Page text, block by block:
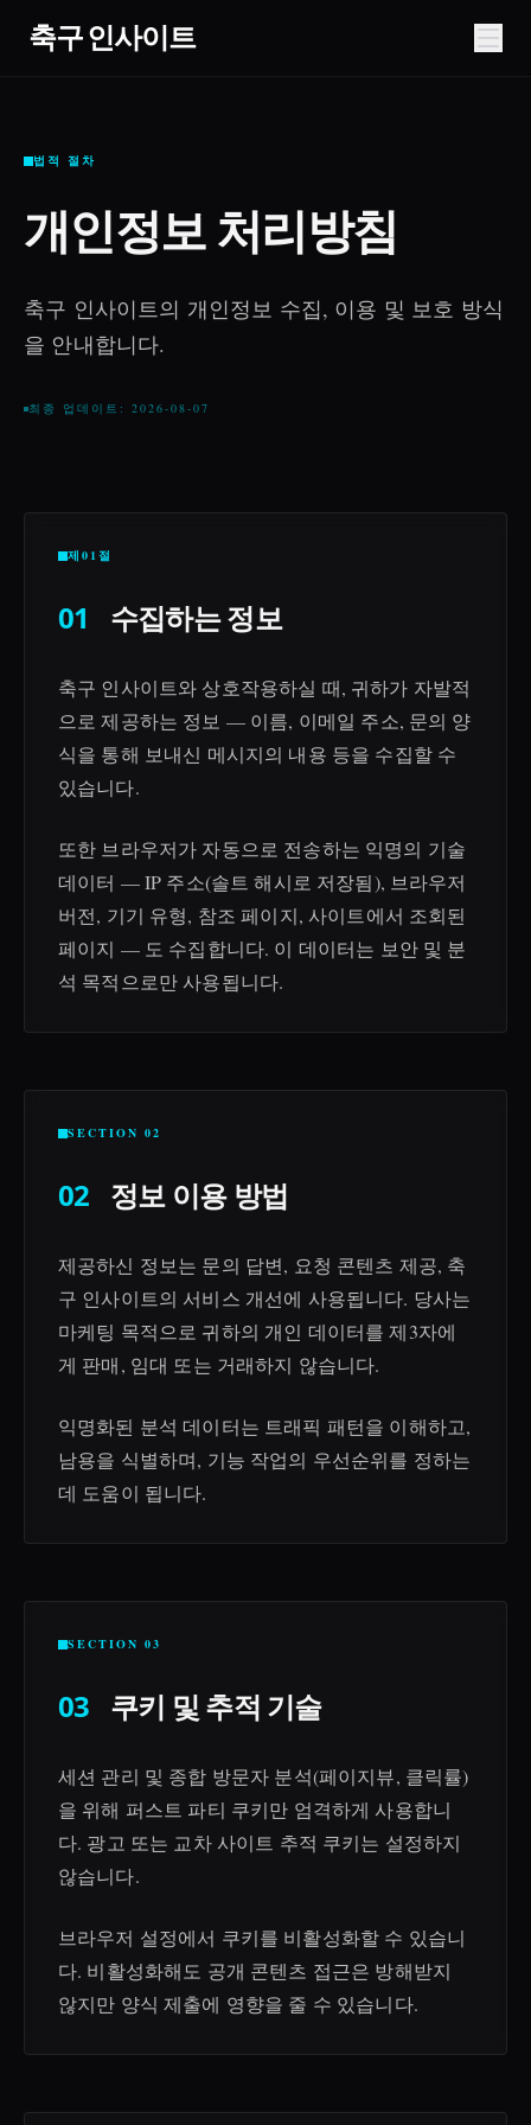
축구 인사이트
법적 절차
개인정보 처리방침
축구 인사이트의 개인정보 수집, 이용 및 보호 방식
을 안내합니다.
최종 업데이트: 2026-08-07
제01절
01 수집하는 정보
축구 인사이트와 상호작용하실 때, 귀하가 자발적
으로 제공하는 정보 — 이름, 이메일 주소, 문의 양
식을 통해 보내신 메시지의 내용 등을 수집할 수
있습니다.
또한 브라우저가 자동으로 전송하는 익명의 기술
데이터 — IP 주소(솔트 해시로 저장됨), 브라우저
버전, 기기 유형, 참조 페이지, 사이트에서 조회된
페이지 — 도 수집합니다. 이 데이터는 보안 및 분
석 목적으로만 사용됩니다.
SECTION 02
02 정보 이용 방법
제공하신 정보는 문의 답변, 요청 콘텐츠 제공, 축
구 인사이트의 서비스 개선에 사용됩니다. 당사는
마케팅 목적으로 귀하의 개인 데이터를 제3자에
게 판매, 임대 또는 거래하지 않습니다.
익명화된 분석 데이터는 트래픽 패턴을 이해하고,
남용을 식별하며, 기능 작업의 우선순위를 정하는
데 도움이 됩니다.
SECTION 03
03 쿠키 및 추적 기술
세션 관리 및 종합 방문자 분석(페이지뷰, 클릭률)
을 위해 퍼스트 파티 쿠키만 엄격하게 사용합니
다. 광고 또는 교차 사이트 추적 쿠키는 설정하지
않습니다.
브라우저 설정에서 쿠키를 비활성화할 수 있습니
다. 비활성화해도 공개 콘텐츠 접근은 방해받지
않지만 양식 제출에 영향을 줄 수 있습니다.